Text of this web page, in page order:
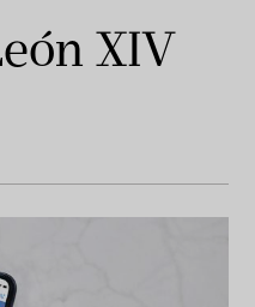
XIV